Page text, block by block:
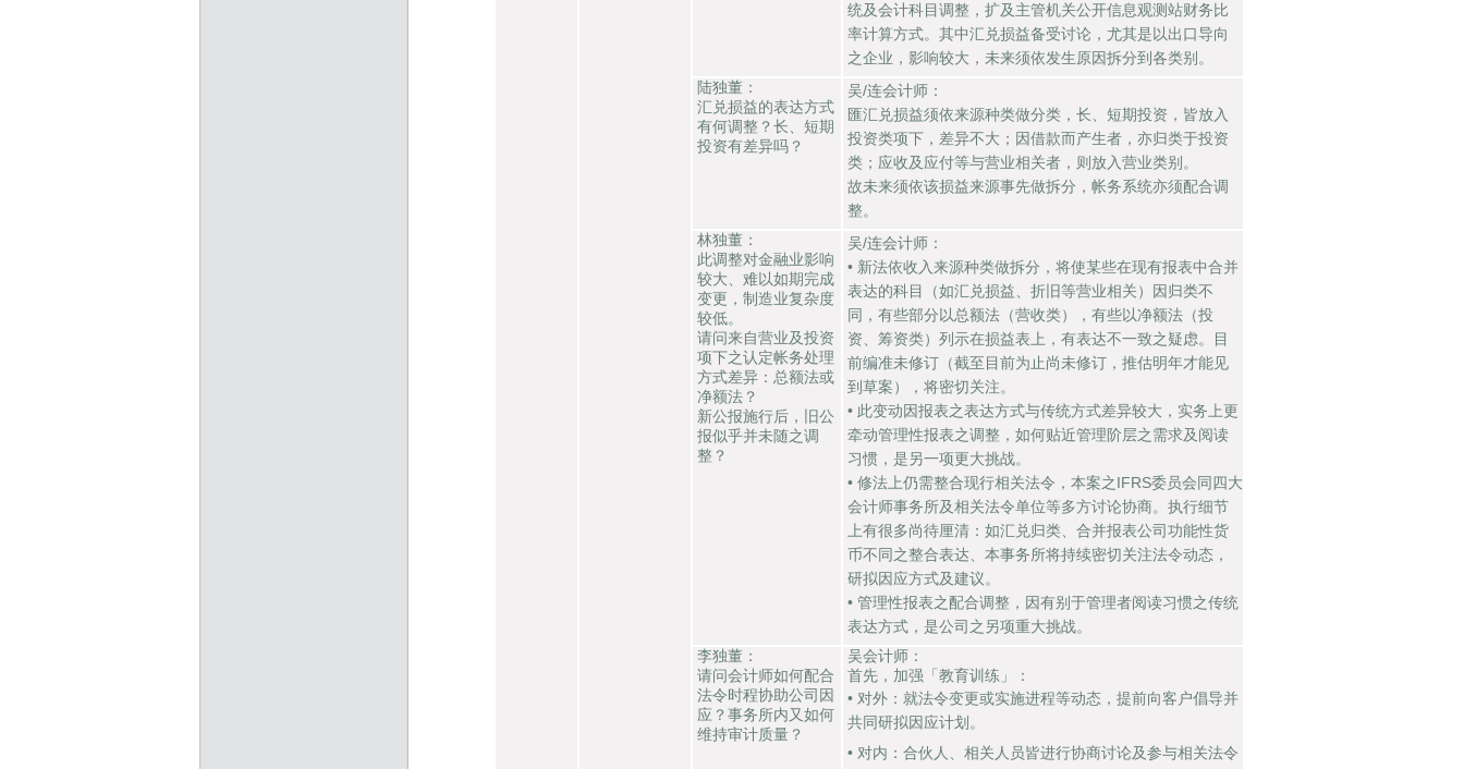
统及会计科目调整，扩及主管机关公开信息观测站财务比
率计算方式。其中汇兑损益备受讨论，尤其是以出口导向
之企业，影响较大，未来须依发生原因拆分到各类别。
陆独董：
汇兑损益的表达方式
有何调整？长、短期
投资有差异吗？
吴/连会计师：
匯汇兑损益须依来源种类做分类，长、短期投资，皆放入
投资类项下，差异不大；因借款而产生者，亦归类于投资
类；应收及应付等与营业相关者，则放入营业类别。
故未来须依该损益来源事先做拆分，帐务系统亦须配合调
整。
林独董：
此调整对金融业影响
较大、难以如期完成
变更，制造业复杂度
较低。
请问来自营业及投资
项下之认定帐务处理
方式差异：总额法或
净额法？
新公报施行后，旧公
报似乎并未随之调
整？
吴/连会计师：
• 新法依收入来源种类做拆分，将使某些在现有报表中合并
表达的科目（如汇兑损益、折旧等营业相关）因归类不
同，有些部分以总额法（营收类），有些以净额法（投
资、筹资类）列示在损益表上，有表达不一致之疑虑。目
前编准未修订（截至目前为止尚未修订，推估明年才能见
到草案），将密切关注。
• 此变动因报表之表达方式与传统方式差异较大，实务上更
牵动管理性报表之调整，如何贴近管理阶层之需求及阅读
习惯，是另一项更大挑战。
• 修法上仍需整合现行相关法令，本案之IFRS委员会同四大
会计师事务所及相关法令单位等多方讨论协商。执行细节
上有很多尚待厘清：如汇兑归类、合并报表公司功能性货
币不同之整合表达、本事务所将持续密切关注法令动态，
研拟因应方式及建议。
• 管理性报表之配合调整，因有别于管理者阅读习惯之传统
表达方式，是公司之另项重大挑战。
李独董：
请问会计师如何配合
法令时程协助公司因
应？事务所内又如何
维持审计质量？
吴会计师：
首先，加强「教育训练」：
• 对外：就法令变更或实施进程等动态，提前向客户倡导并
共同研拟因应计划。
• 对内：合伙人、相关人员皆进行协商讨论及参与相关法令